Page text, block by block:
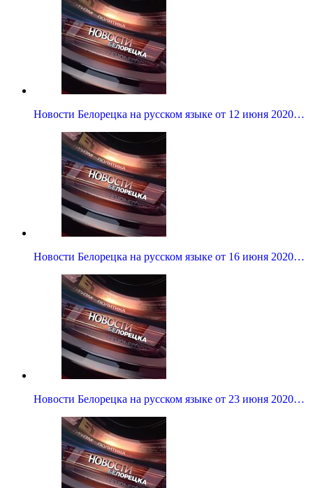
Новости Белорецка на русском языке от 12 июня 2020…
Новости Белорецка на русском языке от 16 июня 2020…
Новости Белорецка на русском языке от 23 июня 2020…